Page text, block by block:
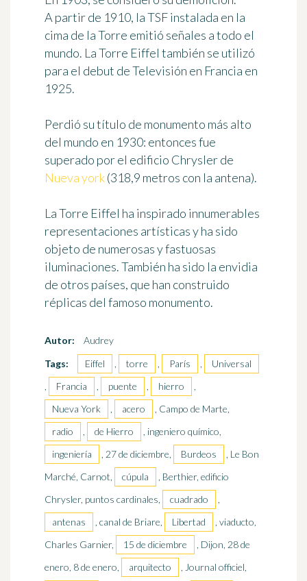
A partir de 1910, la TSF instalada en la
cima de la Torre emitió señales a todo el
mundo. La Torre Eiffel también se utilizó
para el debut de Televisión en Francia en
1925.
Perdió su título de monumento más alto
del mundo en 1930: entonces fue
superado por el edificio Chrysler de
Nueva york(318,9 metros con la antena).
La Torre Eiffel ha inspirado innumerables
representaciones artísticas y ha sido
objeto de numerosas y fastuosas
iluminaciones. También ha sido la envidia
de otros países, que han construido
réplicas del famoso monumento.
Autor:
Audrey
Tags:
Eiffel , torre , París ,
Universal
,
Francia , puente , hierro
,
Nueva York
, acero
, Campo de Marte,
radio
, de Hierro
, ingeniero químico,
ingeniería
, 27 de diciembre, Burdeos
, Le Bon
Marché, Carnot,
cúpula
, Berthier, edificio
Chrysler, puntos cardinales,
cuadrado
,
antenas
, canal de Briare, Libertad
, viaducto,
Charles Garnier,
15 de diciembre
, Dijon, 28 de
enero, 8 de enero,
arquitecto
, Journal officiel,